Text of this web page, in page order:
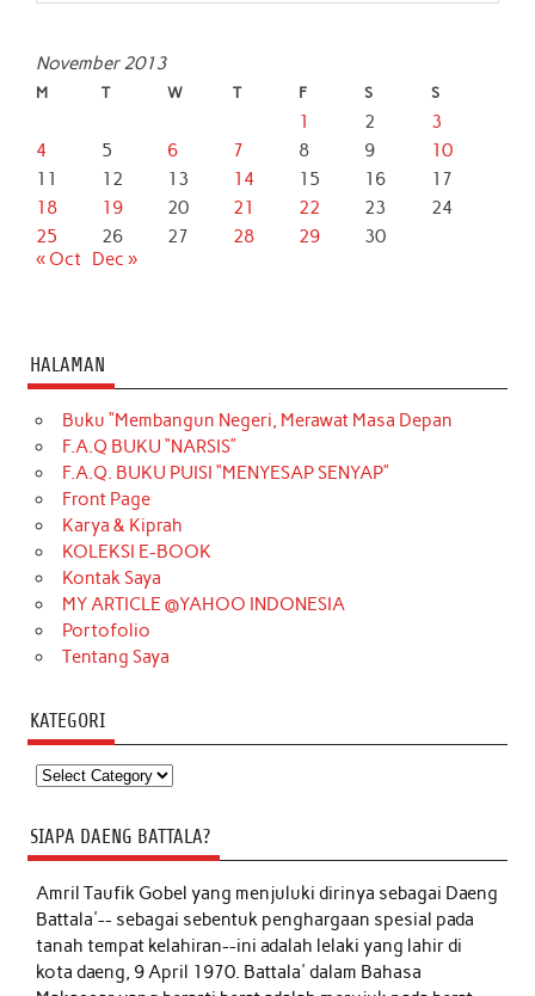
November 2013
M T W T F S S
1 2
3
4
5 6 7 8 9
10
11
12 13 14 15 16
17
18
19 20 21 22 23
24
25
26 27 28 29
30
« Oct
Dec »
HALAMAN
Buku “Membangun Negeri, Merawat Masa Depan
F.A.Q BUKU “NARSIS”
F.A.Q. BUKU PUISI “MENYESAP SENYAP”
Front Page
Karya & Kiprah
KOLEKSI E-BOOK
Kontak Saya
MY ARTICLE @YAHOO INDONESIA
Portofolio
Tentang Saya
KATEGORI
Kategori
SIAPA DAENG BATTALA?
Amril Taufik Gobelyang menjuluki dirinya sebagai Daeng
Battala'-- sebagai sebentuk penghargaan spesial pada
tanah tempat kelahiran--ini adalah lelaki yang lahir di
kota daeng, 9 April 1970. Battala' dalam Bahasa